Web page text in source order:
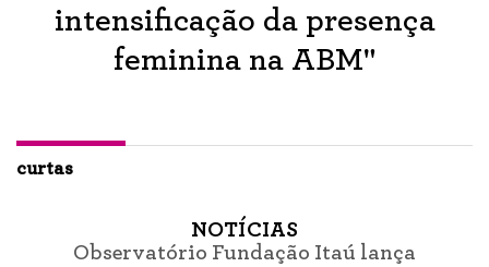
intensificação da presença
feminina na ABM"
curtas
NOTÍCIAS
Observatório Fundação Itaú lança